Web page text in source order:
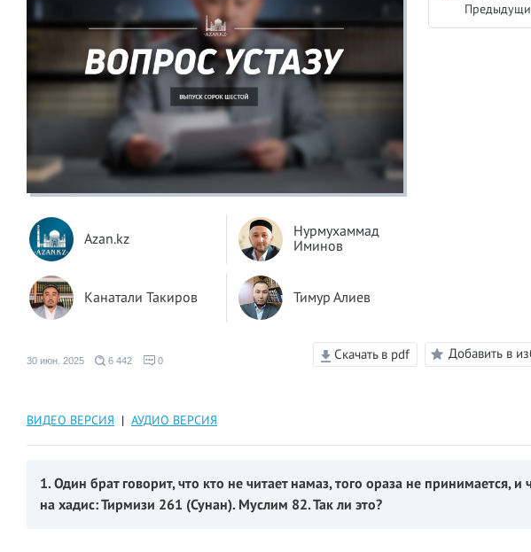
Azan.kz
Нурмухаммад
Иминов
Канатали Такиров Тимур Алиев
30 июн. 2025 6 442 0 Скачать в pdf Добавить в
ВИДЕО ВЕРСИЯ | АУДИО ВЕРСИЯ
1. Один брат говорит, что кто не читает намаз, того ораза не принимается,
на хадис: Тирмизи 261 (Сунан). Муслим 82. Так ли это?